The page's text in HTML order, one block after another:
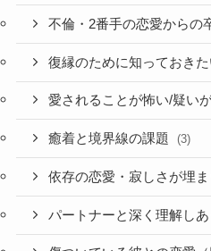
不倫・2番手の恋愛からの
復縁のために知っておきた
愛されることが怖い/疑い
癒着と境界線の課題 (3)
依存の恋愛・寂しさが埋
パートナーと深く理解し